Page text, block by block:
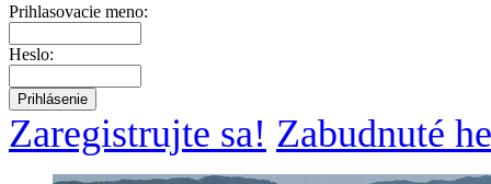
Prihlasovacie meno:
Heslo:
Zaregistrujte sa! Zabudnuté